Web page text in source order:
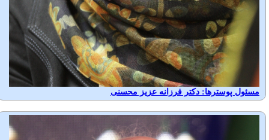
مسئول پوسترها: دکتر فرزانه عزیز محسنی